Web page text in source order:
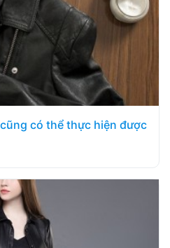
có thể thực hiện được